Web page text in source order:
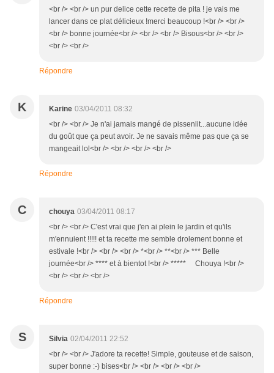
<br /> <br /> un pur delice cette recette de pita ! je vais me
lancer dans ce plat délicieux !merci beaucoup !<br /> <br />
<br /> bonne journée<br /> <br /> <br /> Bisous<br /> <br />
<br /> <br />
Répondre
K Karine 03/04/2011 08:32
<br /> <br /> Je n'ai jamais mangé de pissenlit...aucune idée
du goût que ça peut avoir. Je ne savais même pas que ça se
mangeait lol<br /> <br /> <br /> <br />
Répondre
C chouya 03/04/2011 08:17
<br /> <br /> C'est vrai que j'en ai plein le jardin et qu'ils
m'ennuient !!!!! et ta recette me semble drolement bonne et
estivale !<br /> <br /> <br /> *<br /> **<br /> *** Belle
journée<br /> **** et à bientot !<br /> ***** Chouya !<br />
<br /> <br /> <br />
Répondre
S Silvia 02/04/2011 22:52
<br /> <br /> J'adore ta recette! Simple, gouteuse et de saison,
super bonne :-) bises<br /> <br /> <br /> <br />